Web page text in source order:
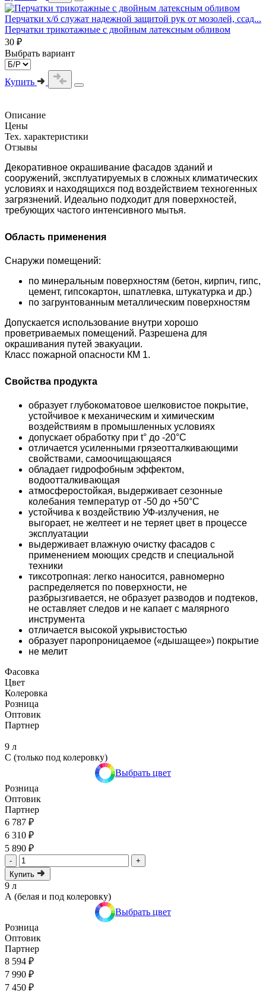
Перчатки х/б служат надежной защитой рук от мозолей, ссад...
Перчатки трикотажные с двойным латексным обливом
30 ₽
Выбрать вариант
Купить
Описание
Цены
Тех. характеристики
Отзывы
Декоративное окрашивание фасадов зданий и
сооружений, эксплуатируемых в сложных климатических
условиях и находящихся под воздействием техногенных
загрязнений. Идеально подходит для поверхностей,
требующих частого интенсивного мытья.
Область применения
Снаружи помещений:
по минеральным поверхностям (бетон, кирпич, гипс,
цемент, гипсокартон, шпатлевка, штукатурка и др.)
по загрунтованным металлическим поверхностям
Допускается использование внутри хорошо
проветриваемых помещений. Разрешена для
окрашивания путей эвакуации.
Класс пожарной опасности КМ 1.
Свойства продукта
образует глубокоматовое шелковистое покрытие,
устойчивое к механическим и химическим
воздействиям в промышленных условиях
допускает обработку при t° до -20°С
отличается усиленными грязеотталкивающими
свойствами, самоочищающаяся
обладает гидрофобным эффектом,
водоотталкивающая
атмосферостойкая, выдерживает сезонные
колебания температур от -50 до +50°С
устойчива к воздействию УФ-излучения, не
выгорает, не желтеет и не теряет цвет в процессе
эксплуатации
выдерживает влажную очистку фасадов с
применением моющих средств и специальной
техники
тиксотропная: легко наносится, равномерно
распределяется по поверхности, не
разбрызгивается, не образует разводов и подтеков,
не оставляет следов и не капает с малярного
инструмента
отличается высокой укрывистостью
образует паропроницаемое («дышащее») покрытие
не мелит
Фасовка
Цвет
Колеровка
Розница
Оптовик
Партнер
9 л
C (только под колеровку)
Выбрать цвет
Розница
Оптовик
Партнер
6 787 ₽
6 310 ₽
5 890 ₽
-
+
Купить
9 л
А (белая и под колеровку)
Выбрать цвет
Розница
Оптовик
Партнер
8 594 ₽
7 990 ₽
7 450 ₽